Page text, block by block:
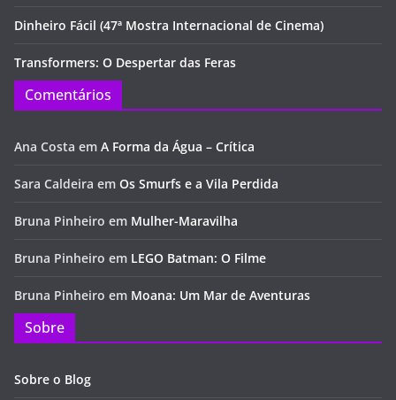
Dinheiro Fácil (47ª Mostra Internacional de Cinema)
Transformers: O Despertar das Feras
Comentários
Ana Costa em A Forma da Água – Crítica
Sara Caldeira em Os Smurfs e a Vila Perdida
Bruna Pinheiro em Mulher-Maravilha
Bruna Pinheiro em LEGO Batman: O Filme
Bruna Pinheiro em Moana: Um Mar de Aventuras
Sobre
Sobre o Blog